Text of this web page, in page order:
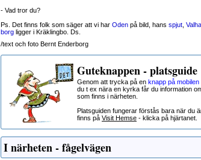
- Vad tror du?
Ps. Det finns folk som säger att vi har Oden på bild, hans spjut
borg ligger i Kräklingbo. Ds.
/text och foto Bernt Enderborg
Guteknappen - platsguide
Genom att trycka på en knapp på mobilen
du t ex nära en kyrka får du information
som finns i närheten.
Platsguiden fungerar förstås bara när du
finns på Visit Hemse - klicka på hjärtanet.
I närheten - fågelvägen